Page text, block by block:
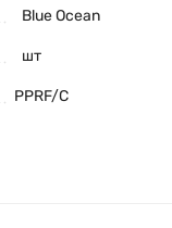
Blue Ocean
шт
PPRF/C